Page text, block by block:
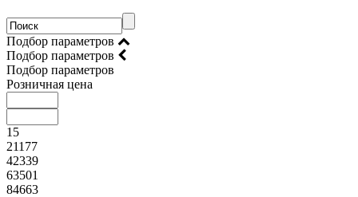
Подбор параметров
Подбор параметров
Подбор параметров
Розничная цена
15
21177
42339
63501
84663